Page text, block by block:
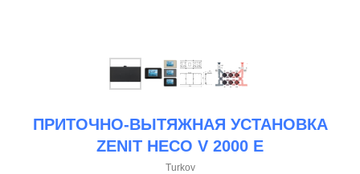
ПРИТОЧНО-ВЫТЯЖНАЯ УСТАНОВКА
ZENIT HECO V 2000 E
Turkov